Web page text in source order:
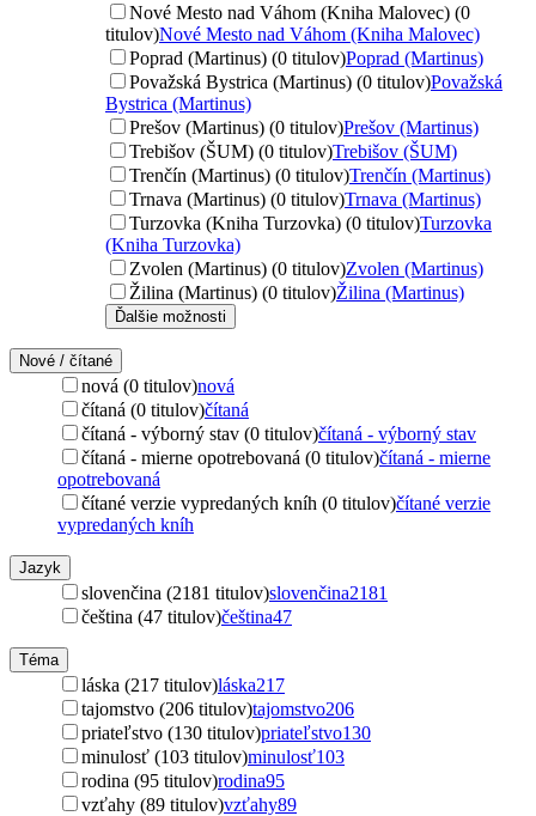
Nové Mesto nad Váhom (Kniha Malovec) (0
titulov)Nové Mesto nad Váhom (Kniha Malovec)
Poprad (Martinus) (0 titulov)Poprad (Martinus)
Považská Bystrica (Martinus) (0 titulov)Považská
Bystrica (Martinus)
Prešov (Martinus) (0 titulov)Prešov (Martinus)
Trebišov (ŠUM) (0 titulov)Trebišov (ŠUM)
Trenčín (Martinus) (0 titulov)Trenčín (Martinus)
Trnava (Martinus) (0 titulov)Trnava (Martinus)
Turzovka (Kniha Turzovka) (0 titulov)Turzovka
(Kniha Turzovka)
Zvolen (Martinus) (0 titulov)Zvolen (Martinus)
Žilina (Martinus) (0 titulov)Žilina (Martinus)
Ďalšie možnosti
Nové / čítané
nová (0 titulov)nová
čítaná (0 titulov)čítaná
čítaná - výborný stav (0 titulov)čítaná - výborný stav
čítaná - mierne opotrebovaná (0 titulov)čítaná - mierne
opotrebovaná
čítané verzie vypredaných kníh (0 titulov)čítané verzie
vypredaných kníh
Jazyk
slovenčina (2181 titulov)slovenčina2181
čeština (47 titulov)čeština47
Téma
láska (217 titulov)láska217
tajomstvo (206 titulov)tajomstvo206
priateľstvo (130 titulov)priateľstvo130
minulosť (103 titulov)minulosť103
rodina (95 titulov)rodina95
vzťahy (89 titulov)vzťahy89